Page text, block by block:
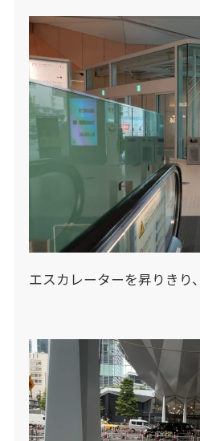
エスカレーターを昇りきり